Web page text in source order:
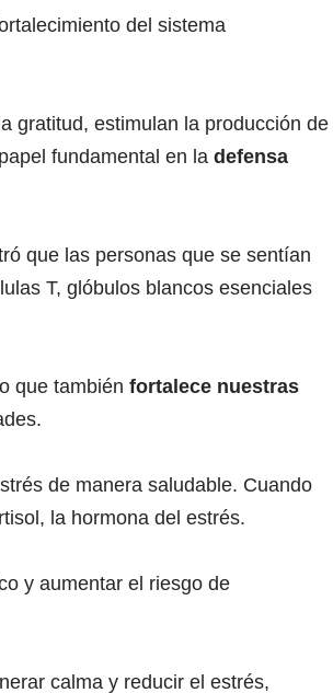
del sistema
gratitud, estimulan la producción de
fundamental en la defensa
que las personas que se sentían
T, glóbulos blancos esenciales
que también fortalece nuestras
de manera saludable. Cuando
la hormona del estrés.
y aumentar el riesgo de
calma y reducir el estrés,